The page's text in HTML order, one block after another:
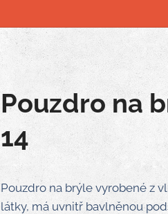
Pouzdro na
14
Pouzdro na brýle vyrobené z
látky, má uvnitř bavlněnou